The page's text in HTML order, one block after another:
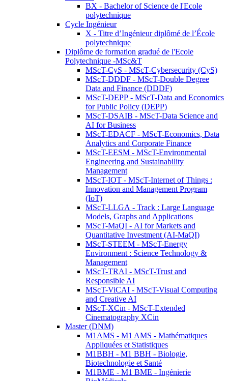
BX - Bachelor of Science de l'Ecole
polytechnique
Cycle Ingénieur
X - Titre d’Ingénieur diplômé de l’École
polytechnique
Diplôme de formation gradué de l'Ecole
Polytechnique -MSc&T
MScT-CyS - MScT-Cybersecurity (CyS)
MScT-DDDF - MScT-Double Degree
Data and Finance (DDDF)
MScT-DEPP - MScT-Data and Economics
for Public Policy (DEPP)
MScT-DSAIB - MScT-Data Science and
AI for Business
MScT-EDACF - MScT-Economics, Data
Analytics and Corporate Finance
MScT-EESM - MScT-Environmental
Engineering and Sustainability
Management
MScT-IOT - MScT-Internet of Things :
Innovation and Management Program
(IoT)
MScT-LLGA - Track : Large Language
Models, Graphs and Applications
MScT-MaQI - AI for Markets and
Quantitative Investment (AI-MaQI)
MScT-STEEM - MScT-Energy
Environment : Science Technology &
Management
MScT-TRAI - MScT-Trust and
Responsible AI
MScT-ViCAI - MScT-Visual Computing
and Creative AI
MScT-XCin - MScT-Extended
Cinematography XCin
Master (DNM)
M1AMS - M1 AMS - Mathématiques
Appliquées et Statistiques
M1BBH - M1 BBH - Biologie,
Biotechnologie et Santé
M1BME - M1 BME - Ingénierie